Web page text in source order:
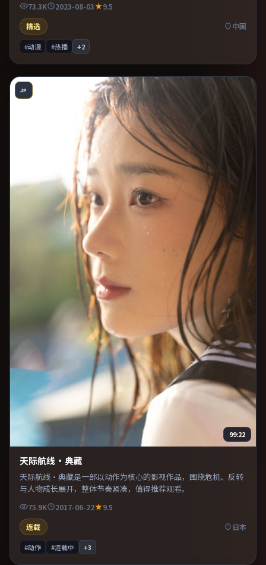
73.3K 2023-08-03
9.5
精选
中国
#动漫 #热播 +2
JP
99:22
天际航线·典藏
天际航线·典藏是一部以动作为核心的影视作品，围绕危机、反转
与人物成长展开，整体节奏紧凑，值得推荐观看。
75.9K 2017-06-22
9.5
连载
日本
#动作 #连载中 +3